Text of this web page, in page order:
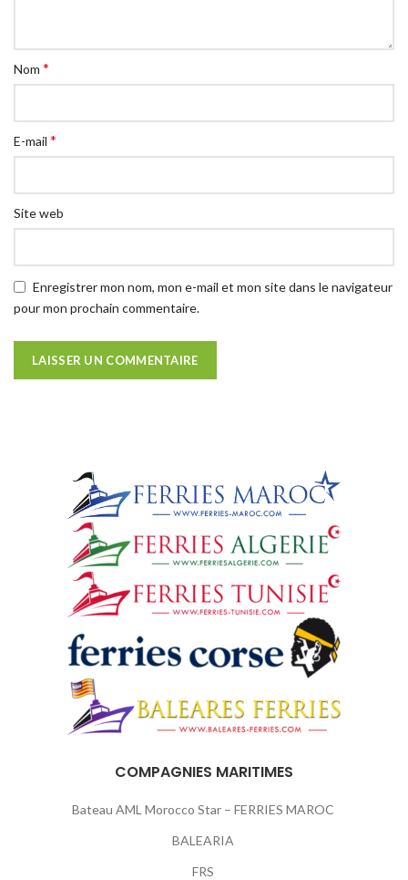
Nom *
E-mail *
Site web
Enregistrer mon nom, mon e-mail et mon site dans le navigateur
pour mon prochain commentaire.
COMPAGNIES MARITIMES
Bateau AML Morocco Star – FERRIES MAROC
BALEARIA
FRS